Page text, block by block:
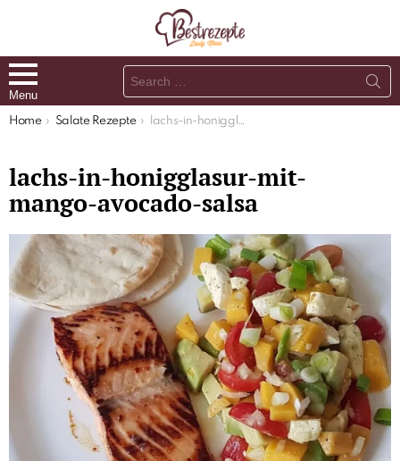
Menu
Search
for:
You are here:
Home Salate Rezepte lachs-in-honigglasur-mit-mango-avocado-salsa
lachs-in-honigglasur-mit-
mango-avocado-salsa